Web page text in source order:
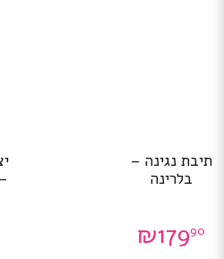
תיבת נגינה –
בלרינה
₪17990
– 12 צבעי מי